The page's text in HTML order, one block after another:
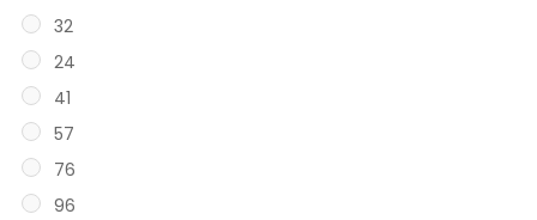
32
24
41
57
76
96